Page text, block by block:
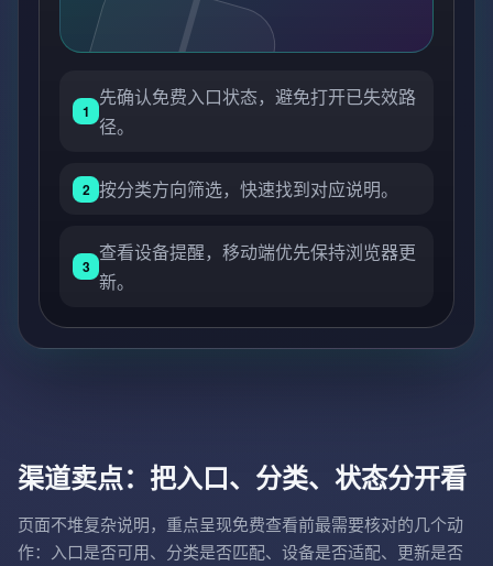
1
先确认免费入口状态，避免打开已失效路
径。
2 按分类方向筛选，快速找到对应说明。
3
查看设备提醒，移动端优先保持浏览器更
新。
渠道卖点：把入口、分类、状态分开看
页面不堆复杂说明，重点呈现免费查看前最需要核对的几个动
作：入口是否可用、分类是否匹配、设备是否适配、更新是否